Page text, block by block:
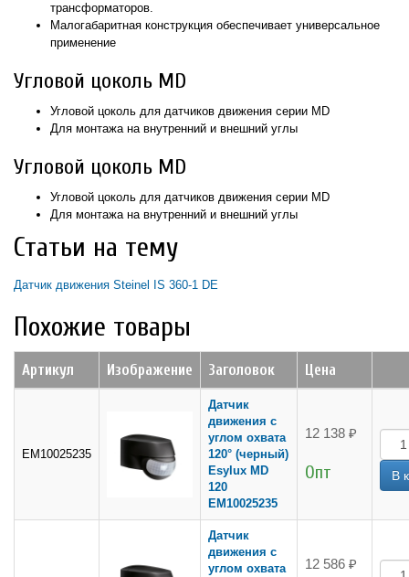
трансформаторов.
Малогабаритная конструкция обеспечивает универсальное
применение
Угловой цоколь MD
Угловой цоколь для датчиков движения серии MD
Для монтажа на внутренний и внешний углы
Угловой цоколь MD
Угловой цоколь для датчиков движения серии MD
Для монтажа на внутренний и внешний углы
Статьи на тему
Датчик движения Steinel IS 360-1 DE
Похожие товары
Артикул Изображение Заголовок Цена
EM10025235
Датчик
движения с
углом охвата
120° (черный)
Esylux MD
120
EM10025235
12 138 ₽
Опт
Датчик
движения с
углом охвата
12 586 ₽